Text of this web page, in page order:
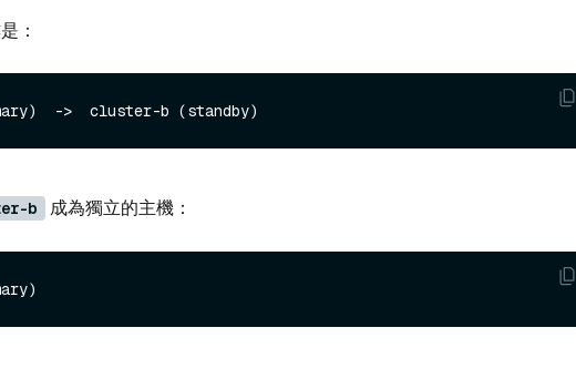
：
b 成為獨立的主機：